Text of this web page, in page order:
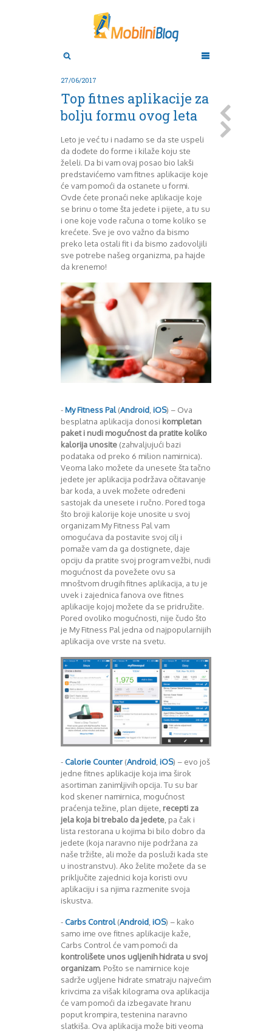
Android
BlackBerry
Google
Huawei
Igrice
Lenovo
LG
Motorola
Nokia
Pitamo stručnjake
Prikaz modela
Samsung
Testovi modela
Upoređivanje modela
Windows Phone
Zanimljivosti
Novembar 2011
Februar 2012
Mart 2012
Maj 2012
Juni 2012
August 2012
Septembar 2012
Oktobar 2012
Novembar 2012
Decembar 2012
Januar 2013
Februar 2013
April 2013
Maj 2013
Juni 2013
Juli 2013
August 2013
Septembar 2013
Oktobar 2013
Novembar 2013
Januar 2014
Februar 2014
Mart 2014
Maj 2014
Juni 2014
Juli 2014
August 2014
Septembar 2014
Decembar 2014
Februar 2015
Mart 2015
April 2015
August 2015
Septembar 2015
Oktobar 2015
Novembar 2015
Decembar 2015
Januar 2016
Februar 2016
Mart 2016
April 2016
Maj 2016
Juni 2016
Juli 2016
August 2016
Oktobar 2016
Novembar 2016
Decembar 2016
Januar 2017
Mart 2017
April 2017
Juni 2017
Juli 2017
August 2017
Novembar 2017
Decembar 2017
27/06/2017
Top fitnes aplikacije za
bolju formu ovog leta
Leto je već tu i nadamo se da ste uspeli
da dođete do forme i kilaže koju ste
želeli. Da bi vam ovaj posao bio lakši
predstavićemo vam fitnes aplikacije koje
će vam pomoći da ostanete u formi.
Ovde ćete pronaći neke aplikacije koje
se brinu o tome šta jedete i pijete, a tu su
i one koje vode računa o tome koliko se
krećete. Sve je ovo važno da bismo
preko leta ostali fit i da bismo zadovoljili
sve potrebe našeg organizma, pa hajde
da krenemo!
-My Fitness Pal(Android iOS) – Ova
besplatna aplikacija donosi kompletan
paket i nudi mogućnost da pratite koliko
kalorija unosite (zahvaljujući bazi
podataka od preko 6 milion namirnica).
Veoma lako možete da unesete šta tačno
jedete jer aplikacija podržava očitavanje
bar koda, a uvek možete određeni
sastojak da unesete i ručno. Pored toga
što broji kalorije koje unosite u svoj
organizam My Fitness Pal vam
omogućava da postavite svoj cilj i
pomaže vam da ga dostignete, daje
opciju da pratite svoj program vežbi, nudi
mogućnost da povežete ovu sa
mnoštvom drugih fitnes aplikacija, a tu je
uvek i zajednica fanova ove fitnes
aplikacije kojoj možete da se pridružite.
Pored ovoliko mogućnosti, nije čudo što
je My Fitness Pal jedna od najpopularnijih
aplikacija ove vrste na svetu.
-Calorie Counter (Android,iOS) – evo još
jedne fitnes aplikacije koja ima širok
asortiman zanimljivih opcija. Tu su bar
kod skener namirnica, mogućnost
praćenja težine, plan dijete, recepti za
jela koja bi trebalo da jedete, pa čak i
lista restorana u kojima bi bilo dobro da
jedete (koja naravno nije podržana za
naše tržište, ali može da posluži kada ste
u inostranstvu). Ako želite možete da se
priključite zajednici koja koristi ovu
aplikaciju i sa njima razmenite svoja
iskustva.
-Carbs Control(Android,iOS) – kako
samo ime ove fitnes aplikacije kaže,
Carbs Control će vam pomoći da
kontrolišete unos ugljenih hidrata u svoj
organizam. Pošto se namirnice koje
sadrže ugljene hidrate smatraju najvećim
krivcima za višak kilograma ova aplikacija
će vam pomoći da izbegavate hranu
poput krompira, testenina naravno
slatkiša. Ova aplikacija može biti veoma